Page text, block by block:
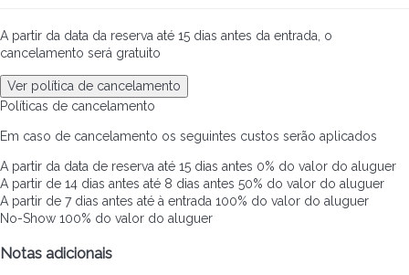
A partir da data da reserva até 15 dias antes da entrada, o
cancelamento será gratuito
Ver política de cancelamento
Políticas de cancelamento
Em caso de cancelamento os seguintes custos serão aplicados
A partir da data de reserva até 15 dias antes 0% do valor do aluguer
A partir de 14 dias antes até 8 dias antes 50% do valor do aluguer
A partir de 7 dias antes até à entrada 100% do valor do aluguer
No-Show 100% do valor do aluguer
Notas adicionais